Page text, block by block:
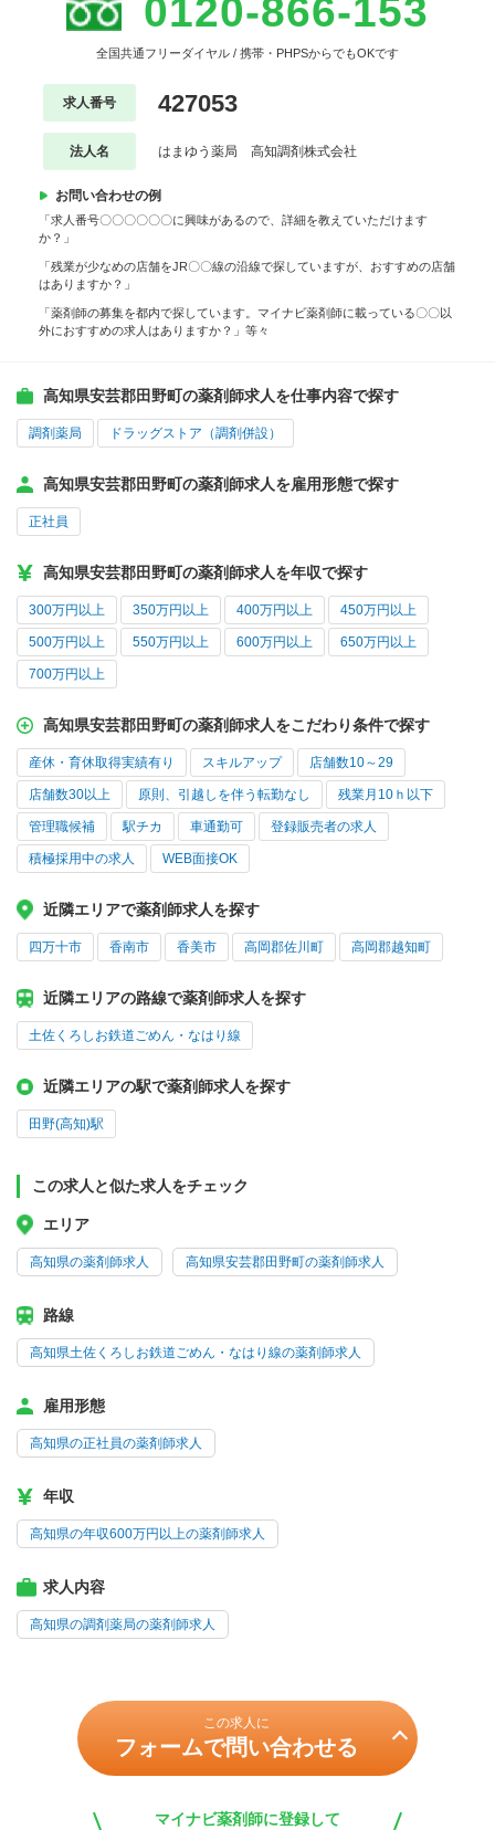
0120-866-153
全国共通フリーダイヤル / 携帯・PHPSからでもOKです
求人番号 427053
法人名 はまゆう薬局 高知調剤株式会社
お問い合わせの例
「求人番号〇〇〇〇〇〇に興味があるので、詳細を教えていただけます
か？」
「残業が少なめの店舗をJR〇〇線の沿線で探していますが、おすすめの店舗
はありますか？」
「薬剤師の募集を都内で探しています。マイナビ薬剤師に載っている〇〇以
外におすすめの求人はありますか？」等々
高知県安芸郡田野町の薬剤師求人を仕事内容で探す
調剤薬局 ドラッグストア（調剤併設）
高知県安芸郡田野町の薬剤師求人を雇用形態で探す
正社員
高知県安芸郡田野町の薬剤師求人を年収で探す
300万円以上 350万円以上 400万円以上 450万円以上
500万円以上 550万円以上 600万円以上 650万円以上
700万円以上
高知県安芸郡田野町の薬剤師求人をこだわり条件で探す
産休・育休取得実績有り スキルアップ 店舗数10～29
店舗数30以上 原則、引越しを伴う転勤なし 残業月10ｈ以下
管理職候補 駅チカ 車通勤可 登録販売者の求人
積極採用中の求人 WEB面接OK
近隣エリアで薬剤師求人を探す
四万十市 香南市 香美市 高岡郡佐川町 高岡郡越知町
近隣エリアの路線で薬剤師求人を探す
土佐くろしお鉄道ごめん・なはり線
近隣エリアの駅で薬剤師求人を探す
田野(高知)駅
この求人と似た求人をチェック
エリア
高知県の薬剤師求人 高知県安芸郡田野町の薬剤師求人
路線
高知県土佐くろしお鉄道ごめん・なはり線の薬剤師求人
雇用形態
高知県の正社員の薬剤師求人
年収
高知県の年収600万円以上の薬剤師求人
求人内容
高知県の調剤薬局の薬剤師求人
この求人に
フォームで問い合わせる
マイナビ薬剤師に登録して